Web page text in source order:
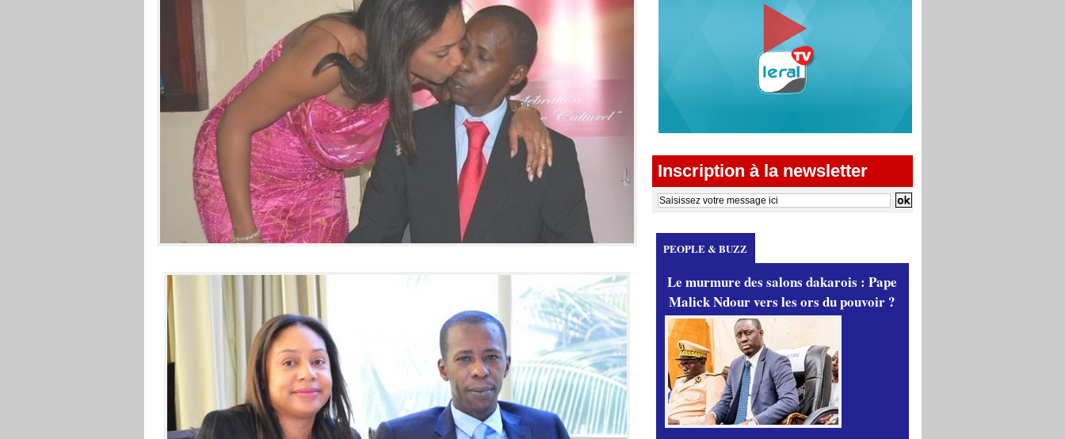
Inscription à la newsletter
PEOPLE & BUZZ
Le murmure des salons dakarois : Pape
Malick Ndour vers les ors du pouvoir ?